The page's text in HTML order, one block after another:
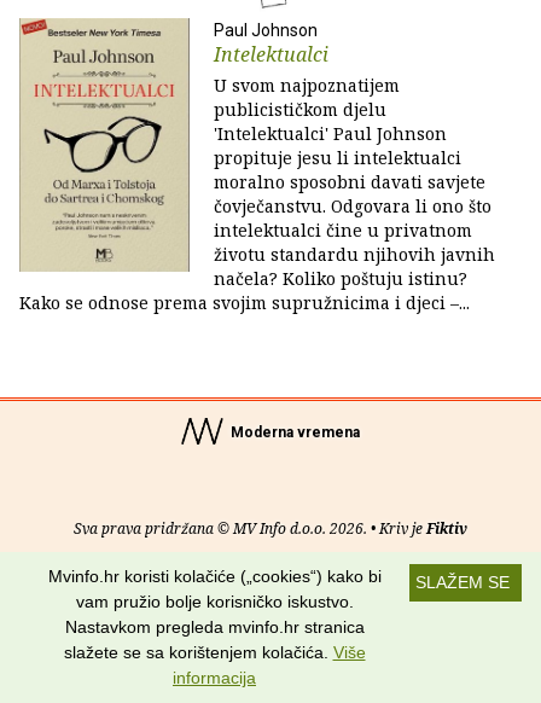
Paul Johnson
Intelektualci
U svom najpoznatijem
publicističkom djelu
'Intelektualci' Paul Johnson
propituje jesu li intelektualci
moralno sposobni davati savjete
čovječanstvu. Odgovara li ono što
intelektualci čine u privatnom
životu standardu njihovih javnih
načela? Koliko poštuju istinu?
Kako se odnose prema svojim supružnicima i djeci –...
Moderna vremena
Sva prava pridržana © MV Info d.o.o. 2026. • Kriv jeFiktiv
O nama• Pomoć•Uvjeti korištenja•RSS kanali
Potraži nas na:
SLAŽEM SE
Mvinfo.hr koristi kolačiće („cookies“) kako bi
vam pružio bolje korisničko iskustvo.
Nastavkom pregleda mvinfo.hr stranica
slažete se sa korištenjem kolačića. Više
informacija